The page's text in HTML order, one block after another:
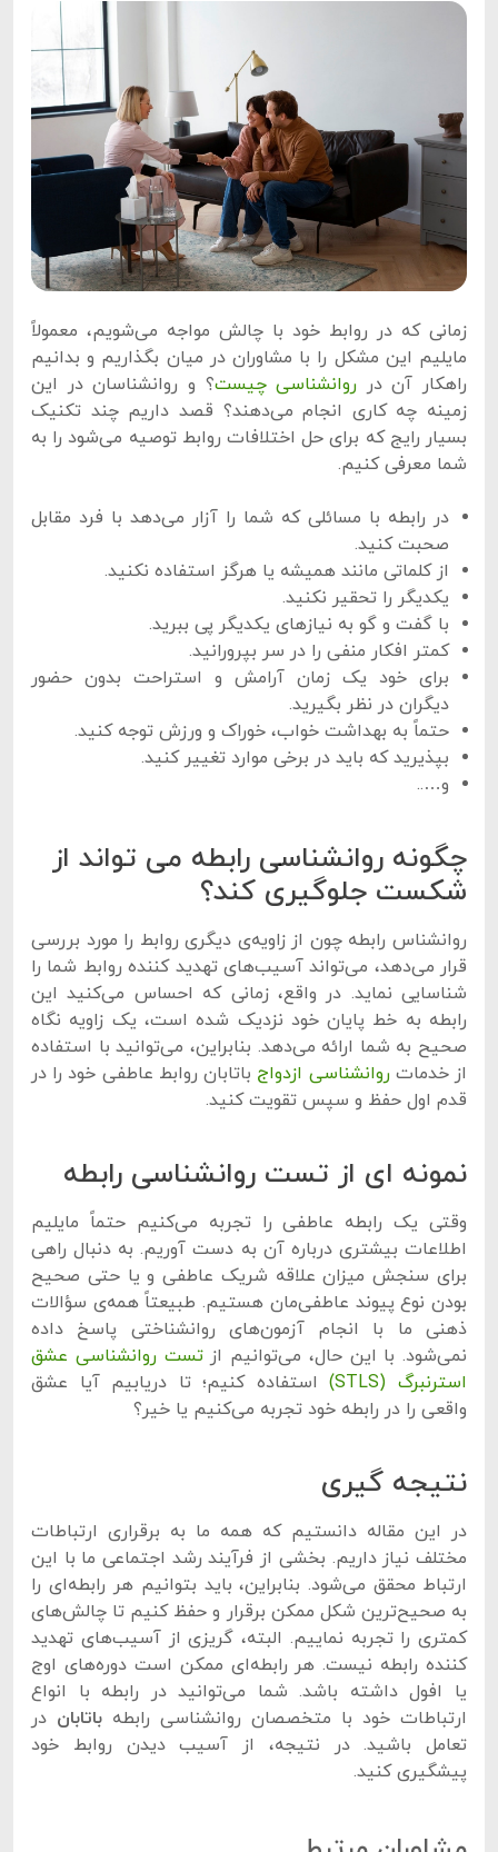
زمانی که در روابط خود با چالش مواجه می‌شویم، معمولاً
مایلیم این مشکل را با مشاوران در میان بگذاریم و بدانیم
راهکار آن در روانشناسی چیست؟ و روانشناسان در این
زمینه چه کاری انجام می‌دهند؟ قصد داریم چند تکنیک
بسیار رایج که برای حل اختلافات روابط توصیه می‌شود را به
شما معرفی کنیم.
در رابطه با مسائلی که شما را آزار می‎‌‌دهد با فرد مقابل
صحبت کنید.
از کلماتی مانند همیشه یا هرگز استفاده نکنید.
یکدیگر را تحقیر نکنید.
با گفت و گو به نیازهای یکدیگر پی ببرید.
کمتر افکار منفی را در سر بپرورانید.
برای خود یک زمان آرامش و استراحت بدون حضور
دیگران در نظر بگیرید.
حتماً به بهداشت خواب، خوراک و ورزش توجه کنید.
بپذیرید که باید در برخی موارد تغییر کنید.
و…..
چگونه روانشناسی رابطه می تواند از
شکست جلوگیری کند؟
روانشناس رابطه چون از زاویه‌ی دیگری روابط را مورد بررسی
قرار می‌دهد، می‌تواند آسیب‌های تهدید کننده روابط شما را
شناسایی نماید. در واقع، زمانی که احساس می‌کنید این
رابطه به خط پایان خود نزدیک شده است، یک زاویه نگاه
صحیح به شما ارائه می‌دهد. بنابراین، می‌توانید با استفاده
از خدماتروانشناسی ازدواج باتابان روابط عاطفی خود را در
قدم اول حفظ و سپس تقویت کنید.
نمونه ای از تست روانشناسی رابطه
وقتی یک رابطه عاطفی را تجربه می‌کنیم حتماً مایلیم
اطلاعات بیشتری درباره آن به دست آوریم. به دنبال راهی
برای سنجش میزان علاقه شریک عاطفی و یا حتی صحیح
بودن نوع پیوند عاطفی‌مان هستیم. طبیعتاً همه‌ی سؤالات
ذهنی ما با انجام آزمون‌های روانشناختی پاسخ داده
نمی‌شود. با این حال، می‌توانیم ازتست روانشناسی عشق
استرنبرگ (STLS)
استفاده کنیم؛ تا دریابیم آیا عشق
واقعی را در رابطه خود تجربه می‌کنیم یا خیر؟
نتیجه گیری
در این مقاله دانستیم که همه ما به برقراری ارتباطات
مختلف نیاز داریم. بخشی از فرآیند رشد اجتماعی ما با این
ارتباط محقق می‌شود. بنابراین، باید بتوانیم هر رابطه‌ای را
به صحیح‌ترین شکل ممکن برقرار و حفظ کنیم تا چالش‌های
کمتری را تجربه نماییم. البته، گریزی از آسیب‌های تهدید
کننده رابطه نیست. هر رابطه‌ای ممکن است دوره‌های اوج
یا افول داشته باشد. شما می‌توانید در رابطه با انواع
ارتباطات خود با متخصصان روانشناسی رابطه باتابان در
تعامل باشید. در نتیجه، از آسیب دیدن روابط خود
پیشگیری کنید.